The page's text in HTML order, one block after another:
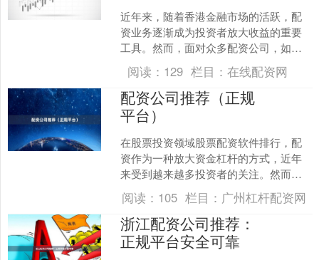
近年来，随着香港金融市场的活跃，配
资业务逐渐成为投资者放大收益的重要
工具。然而，面对众多配资公司，如何
选择合规、安全的平台，成为投资者最
关心的问题。本文将为您梳....
阅读： 129 栏目：在线配资网
配资公司推荐（正规
平台）
在股票投资领域股票配资软件排行，配
资作为一种放大资金杠杆的方式，近年
来受到越来越多投资者的关注。然而，
市场上配资平台鱼龙混杂，如何选择一
家正规、安全、透明的配资....
阅读： 105 栏目： 广州杠杆配资网
浙江配资公司推荐：
正规平台安全可靠